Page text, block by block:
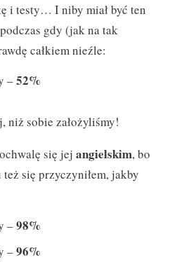
i testy… I niby miał być ten
gdy (jak na tak
całkiem nieźle:
–52%
niż sobie założyliśmy!
się jej angielskim, bo
się przyczyniłem, jakby
–98%
–96%